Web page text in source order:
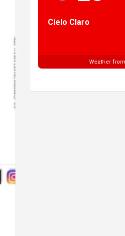
Cielo Claro
Weather